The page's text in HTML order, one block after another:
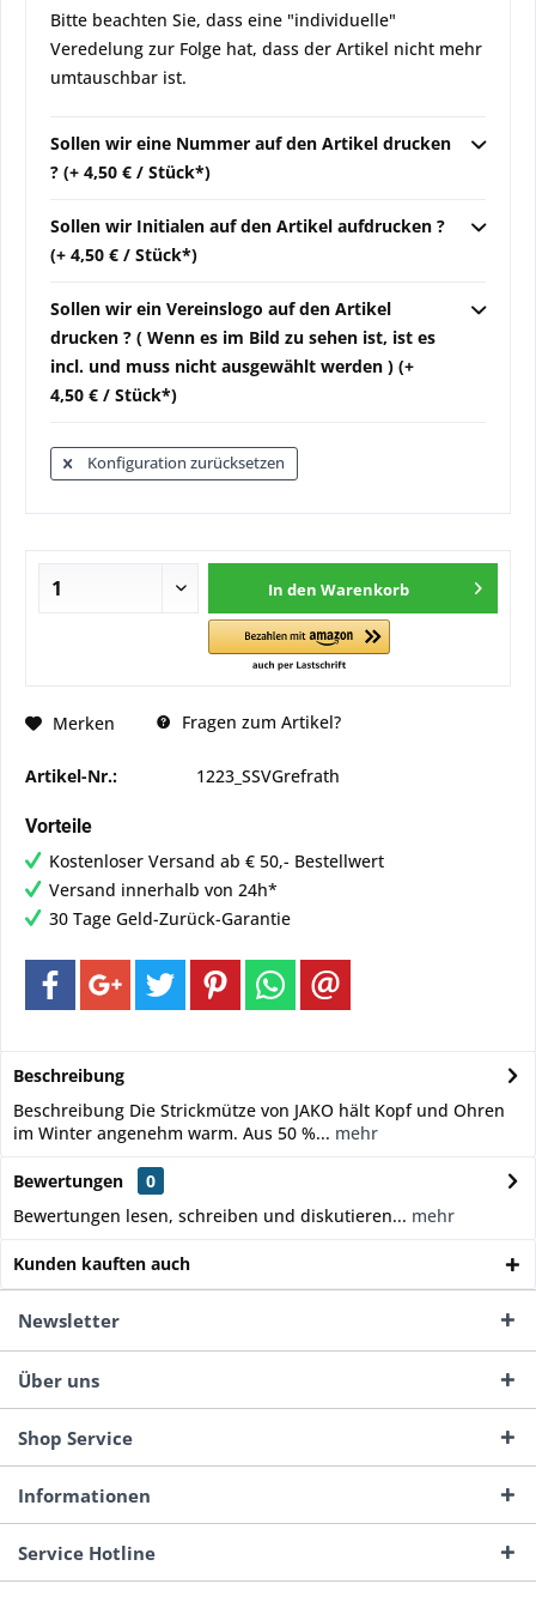
Bitte beachten Sie, dass eine "individuelle"
Veredelung zur Folge hat, dass der Artikel nicht mehr
umtauschbar ist.
Sollen wir eine Nummer auf den Artikel drucken
? (+ 4,50 € / Stück*)
Sollen wir Initialen auf den Artikel aufdrucken ?
(+ 4,50 € / Stück*)
Sollen wir ein Vereinslogo auf den Artikel
drucken ? ( Wenn es im Bild zu sehen ist, ist es
incl. und muss nicht ausgewählt werden ) (+
4,50 € / Stück*)
Konfiguration zurücksetzen
In den Warenkorb
Merken Fragen zum Artikel?
Artikel-Nr.: 1223_SSVGrefrath
Vorteile
Kostenloser Versand ab € 50,- Bestellwert
Versand innerhalb von 24h*
30 Tage Geld-Zurück-Garantie
Beschreibung
Beschreibung Die Strickmütze von JAKO hält Kopf und Ohren
im Winter angenehm warm. Aus 50 %... mehr
Bewertungen
0
Bewertungen lesen, schreiben und diskutieren... mehr
Kunden kauften auch
Newsletter
Über uns
Shop Service
Informationen
Service Hotline